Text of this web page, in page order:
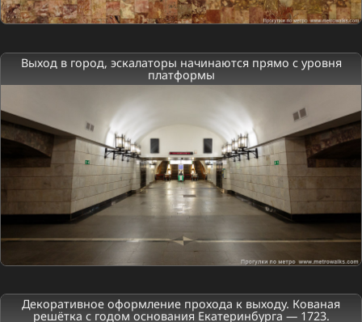
Выход в город, эскалаторы начинаются прямо с уровня
платформы
Декоративное оформление прохода к выходу. Кованая
решётка с годом основания Екатеринбурга — 1723.